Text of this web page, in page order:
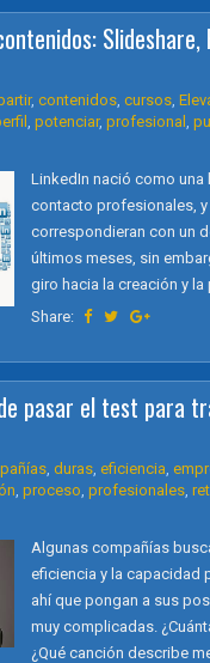
Slideshare,
, contenidos, cursos,
, potenciar, profesional ,
LinkedIn nació como una
contacto profesionales,
correspondieran con un
últimos meses, sin
giro hacia la creación y la
Share:
pasar el test para
, duras, eficiencia,
, proceso, profesionales,
Algunas compañías
eficiencia y la capacidad
ahí que pongan a sus
muy complicadas.
¿Qué canción describe